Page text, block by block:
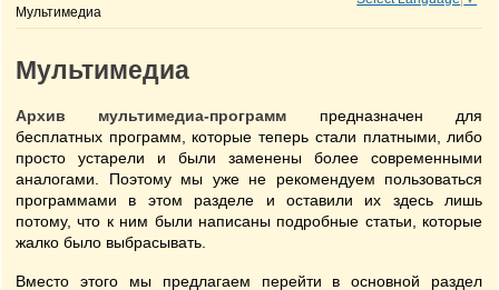
Мультимедиа
Мультимедиа
Архив мультимедиа-программ предназначен для
бесплатных программ, которые теперь стали платными, либо
просто устарели и были заменены более современными
аналогами. Поэтому мы уже не рекомендуем пользоваться
программами в этом разделе и оставили их здесь лишь
потому, что к ним были написаны подробные статьи, которые
жалко было выбрасывать.
Вместо этого мы предлагаем перейти в основной раздел